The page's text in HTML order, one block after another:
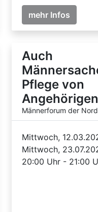
mehr Infos
Auch
Pflege von
Angehörigen
Männerforum der
Mittwoch,
Mittwoch,
20:00 Uhr - 21:00